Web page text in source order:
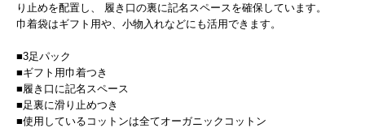
り止めを配置し、 履き口の裏に記名スペースを確保しています。
巾着袋はギフト用や、小物入れなどにも活用できます。
■3足パック
■ギフト用巾着つき
■履き口に記名スペース
■足裏に滑り止めつき
■使用しているコットンは全てオーガニックコットン